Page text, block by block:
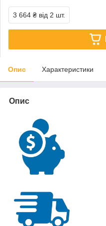
3 664 ₴ від 2 шт.
Опис Характеристики
Опис